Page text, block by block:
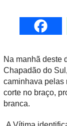
Na manhã deste
Chapadão do
caminhava pelas
corte no braço,
branca.